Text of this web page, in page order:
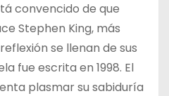
convencido de que
Stephen King, más
se llenan de sus
fue escrita en 1998. El
plasmar su sabiduría